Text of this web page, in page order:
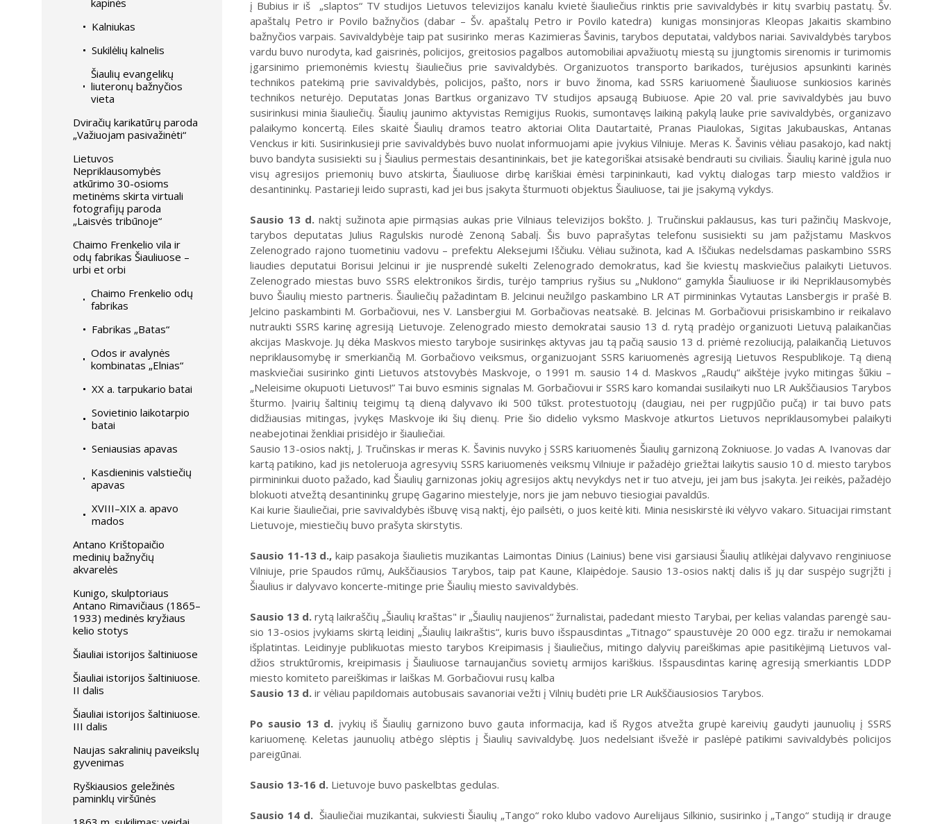
kapinės
Kalniukas
Sukilėlių kalnelis
Šiaulių evangelikų
liuteronų bažnyčios
vieta
Dviračių karikatūrų paroda
„Važiuojam pasivažinėti“
Lietuvos
Nepriklausomybės
atkūrimo 30-osioms
metinėms skirta virtuali
fotografijų paroda
„Laisvės tribūnoje“
Chaimo Frenkelio vila ir
odų fabrikas Šiauliuose –
urbi et orbi
Chaimo Frenkelio odų
fabrikas
Fabrikas „Batas“
Odos ir avalynės
kombinatas „Elnias“
XX a. tarpukario batai
Sovietinio laikotarpio
batai
Seniausias apavas
Kasdieninis valstiečių
apavas
XVIII–XIX a. apavo
mados
Antano Krištopaičio
medinių bažnyčių
akvarelės
Kunigo, skulptoriaus
Antano Rimavičiaus (1865–
1933) medinės kryžiaus
kelio stotys
Šiauliai istorijos šaltiniuose
Šiauliai istorijos šaltiniuose.
II dalis
Šiauliai istorijos šaltiniuose.
III dalis
Naujas sakralinių paveikslų
gyvenimas
Ryškiausios geležinės
paminklų viršūnės
į Bubius ir iš „slaptos“ TV studijos Lietuvos televizijos kanalu kvietė šiauliečius rinktis prie savivaldybės ir kitų svarbių pastatų. Šv.
apaštalų Petro ir Povilo bažnyčios (dabar – Šv. apaštalų Petro ir Povilo katedra) kunigas monsinjoras Kleopas Jakaitis skambino
bažnyčios varpais. Savivaldybėje taip pat susirinko meras Kazimieras Šavinis, tarybos deputatai, valdybos nariai. Savivaldybės tarybos
vardu buvo nurodyta, kad gaisrinės, policijos, greitosios pagalbos automobiliai apvažiuotų miestą su įjungtomis sirenomis ir turimomis
įgarsinimo priemonėmis kviestų šiauliečius prie savivaldybės. Organizuotos transporto barikados, turėjusios apsunkinti karinės
technikos patekimą prie savivaldybės, policijos, pašto, nors ir buvo žinoma, kad SSRS kariuomenė Šiauliuose sunkiosios karinės
technikos neturėjo. Deputatas Jonas Bartkus organizavo TV studijos apsaugą Bubiuose. Apie 20 val. prie savivaldybės jau buvo
susirinkusi minia šiauliečių. Šiaulių jaunimo aktyvistas Remigijus Ruokis, sumontavęs laikiną pakylą lauke prie savivaldybės, organizavo
palaikymo koncertą. Eiles skaitė Šiaulių dramos teatro aktoriai Olita Dautartaitė, Pranas Piaulokas, Sigitas Jakubauskas, Antanas
Venckus ir kiti. Susirinkusieji prie savivaldybės buvo nuolat informuojami apie įvykius Vilniuje. Meras K. Šavinis vėliau pasakojo, kad naktį
buvo bandyta susisiekti su į Šiau­lius permestais de­san­ti­nin­kais, bet jie ka­te­go­riš­kai at­si­sa­kė bend­rau­ti su ci­vi­liais. Šiau­lių ka­ri­nė įgu­la nuo
vi­sų agresijos priemonių bu­vo at­skirta, Šiau­liuo­se dir­bę ka­riš­kiai ėmė­si tarpininkauti, kad vyktų dialogas tarp miesto valdžios ir
desantininkų. Pastarieji leido suprasti, kad jei bus įsakyta šturmuoti objektus Šiauliuose, tai jie įsakymą vykdys.
Sausio 13 d.naktį sužinota apie pirmąsias aukas prie Vilniaus televizijos bokšto. J. Tručinskui paklausus, kas turi pažinčių Maskvoje,
tarybos deputatas Julius Ragulskis nurodė Zenoną Sabalį. Šis buvo paprašytas telefonu susisiekti su jam pažįstamu Maskvos
Zelenogrado rajono tuometiniu vadovu – prefektu Aleksejumi Iščiuku. Vėliau sužinota, kad A. Iščiukas nedelsdamas paskambino SSRS
liaudies deputatui Borisui Jelcinui ir jie nusprendė sukelti Zelenogrado demokratus, kad šie kviestų maskviečius palaikyti Lietuvos.
Zelenogrado miestas buvo SSRS elektronikos širdis, turėjo tamprius ryšius su „Nuklono“ gamykla Šiauliuose ir iki Nepriklausomybės
buvo Šiaulių miesto partneris. Šiauliečių pažadintam B. Jelcinui neužilgo paskambino LR AT pirmininkas Vytautas Lansbergis ir prašė B.
Jelcino paskambinti M. Gorbačiovui, nes V. Lansbergiui M. Gorbačiovas neatsakė. B. Jelcinas M. Gorbačiovui prisiskambino ir reikalavo
nutraukti SSRS karinę agresiją Lietuvoje. Zelenogrado miesto demokratai sausio 13 d. rytą pradėjo organizuoti Lietuvą palaikančias
akcijas Maskvoje. Jų dėka Maskvos miesto taryboje susirinkęs aktyvas jau tą pačią sausio 13 d. priėmė rezoliuciją, palaikančią Lietuvos
nepriklausomybę ir smerkiančią M. Gorbačiovo veiksmus, organizuojant SSRS kariuomenės agresiją Lietuvos Respublikoje. Tą dieną
maskviečiai susirinko ginti Lietuvos atstovybės Maskvoje, o 1991 m. sausio 14 d. Maskvos „Raudų“ aikštėje įvyko mitingas šūkiu –
„Neleisime okupuoti Lietuvos!” Tai buvo esminis signalas M. Gorbačiovui ir SSRS karo komandai susilaikyti nuo LR Aukščiausios Tarybos
šturmo. Įvairių šaltinių teigimų tą dieną dalyvavo iki 500 tūkst. protestuotojų (daugiau, nei per rugpjūčio pučą) ir tai buvo pats
didžiausias mitingas, įvykęs Maskvoje iki šių dienų. Prie šio didelio vyksmo Maskvoje atkurtos Lietuvos nepriklausomybei palaikyti
neabejotinai ženkliai prisidėjo ir šiauliečiai.
Sausio 13-osios naktį, J. Tručinskas ir meras K. Šavinis nuvyko į SSRS kariuomenės Šiaulių garnizoną Zokniuose. Jo vadas A. Ivanovas dar
kartą patikino, kad jis netoleruoja agresyvių SSRS kariuomenės veiksmų Vilniuje ir pažadėjo griežtai laikytis sausio 10 d. miesto tarybos
pirmininkui duoto pažado, kad Šiaulių garnizonas jokių agresijos aktų nevykdys net ir tuo atveju, jei jam bus įsakyta. Jei reikės, pažadėjo
blokuoti atvežtą desantininkų grupę Gagarino miestelyje, nors jie jam nebuvo tiesiogiai pavaldūs.
Kai kurie šiauliečiai, prie savivaldybės išbuvę visą naktį, ėjo pailsėti, o juos keitė kiti. Minia nesiskirstė iki vėlyvo vakaro. Situacijai rimstant
Lietuvoje, miestiečių buvo prašyta skirstytis.
Sausio 11-13 d., kaip pasakoja šiaulietis muzikantas Laimontas Dinius (Lainius) bene visi garsiausi Šiaulių atlikėjai dalyvavo renginiuose
Vilniuje, prie Spaudos rūmų, Aukščiausios Tarybos, taip pat Kaune, Klaipėdoje. Sausio 13-osios naktį dalis iš jų dar suspėjo sugrįžti į
Šiaulius ir dalyvavo koncerte-mitinge prie Šiaulių miesto savivaldybės.
Sausio 13 d. ry­tą laikraščių „Šiau­lių kraš­tas" ir „Šiau­lių nau­jie­nos“ žur­na­lis­tai, pa­de­dant mies­to Ta­ry­bai, per ke­lias va­lan­das pa­ren­gė sau­
sio 13-osios įvy­kiams skir­tą lei­di­nį „Šiau­lių laik­raš­tis“, kuris buvo iš­spaus­din­tas „Tit­na­go“ spaus­tu­vė­je 20 000 egz. ti­ra­žu ir ne­mo­ka­mai
iš­pla­tin­tas. Lei­di­ny­je pub­li­kuo­tas mies­to ta­ry­bos Krei­pi­ma­sis į šiau­lie­čius, mi­tin­go da­ly­vių pa­reiš­ki­mas apie pa­si­ti­kė­ji­mą Lie­tu­vos val­
džios struk­tū­ro­mis, krei­pi­ma­sis į Šiau­liuo­se tar­nau­jan­čius so­vie­tų ar­mi­jos ka­riš­kius. Išs­paus­din­tas ka­ri­nę ag­re­si­ją smer­kian­tis LDDP
mies­to ko­mi­te­to pa­reiš­ki­mas ir laiš­kas M. Gor­ba­čio­vui ru­sų kal­ba
Sausio 13 d. ir vėliau papildomais autobusais savanoriai vežti į Vilnių budėti prie LR Aukščiausiosios Tarybos.
Po sausio 13 d. įvykių iš Šiaulių garnizono buvo gauta informacija, kad iš Rygos atvežta grupė kareivių gaudyti jaunuolių į SSRS
kariuomenę. Keletas jaunuolių atbėgo slėptis į Šiaulių savivaldybę. Juos nedelsiant išvežė ir paslėpė patikimi savivaldybės policijos
pareigūnai.
Sausio 13-16 d. Lietuvoje buvo paskelbtas gedulas.
Sausio 14 d.Šiauliečiai muzikantai, sukviesti Šiaulių „Tango“ roko klubo vadovo Aurelijaus Silkinio, susirinko į „Tango“ studiją ir drauge